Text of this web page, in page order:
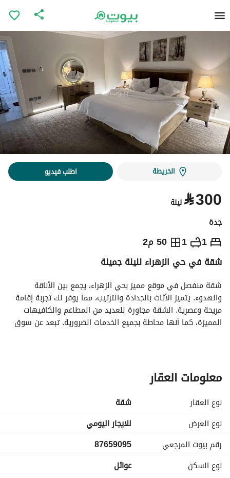
الخريطة اطلب فيديو
⃁300 ليلة
جدة
1
1 50 م2 ⃁
300 يومياً
السياحة الاماكن القريبة
شقة في حي الزهراء لليلة جميلة
التسلية، مما يجعلها خيارًا مثاليًا لقضاء وقت ممتع ومريح.
معلومات العقار
نوع العقار
شقة
نوع العرض
للايجار اليومي
رقم بيوت المرجعي
87659095
نوع السكن
عوائل